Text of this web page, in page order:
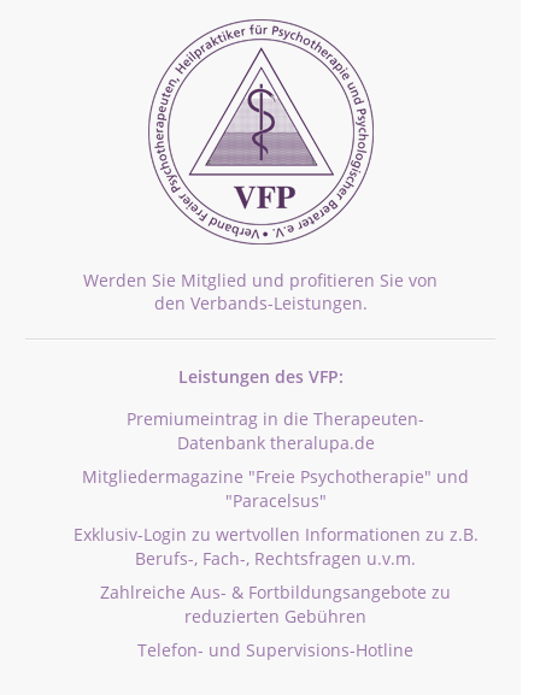
Werden Sie Mitglied und profitieren Sie von
den Verbands-Leistungen.
Leistungen des VFP:
Premiumeintrag in die Therapeuten-
Datenbank theralupa.de
Mitgliedermagazine "Freie Psychotherapie" und
"Paracelsus"
Exklusiv-Login zu wertvollen Informationen zu z.B.
Berufs-, Fach-, Rechtsfragen u.v.m.
Zahlreiche Aus- & Fortbildungsangebote zu
reduzierten Gebühren
Telefon- und Supervisions-Hotline